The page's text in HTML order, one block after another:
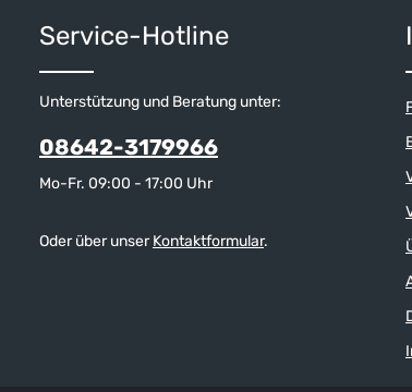
Service-Hotline
Unterstützung und Beratung unter:
08642-3179966
Mo-Fr. 09:00 - 17:00 Uhr
Oder über unserKontaktformular.